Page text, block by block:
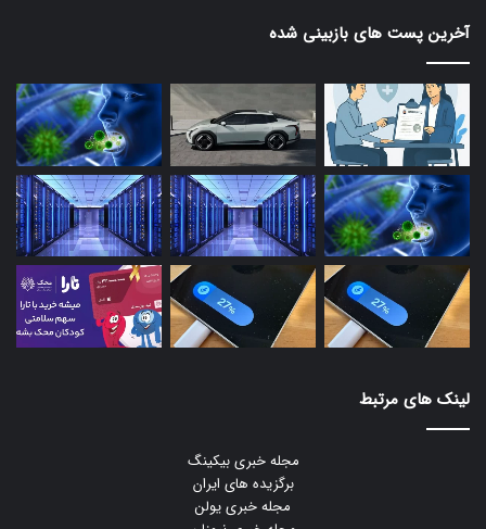
آخرین پست های بازبینی شده
لینک های مرتبط
مجله خبری بیکینگ
برگزیده های ایران
مجله خبری یولن